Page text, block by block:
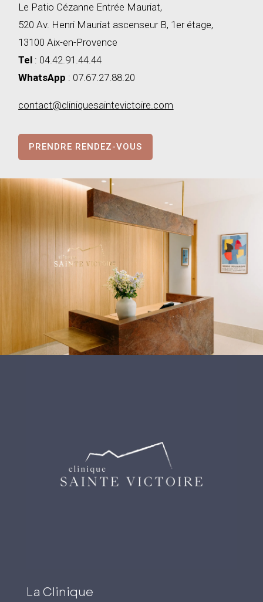
Le Patio Cézanne Entrée Mauriat,
520 Av. Henri Mauriat ascenseur B, 1er étage,
13100 Aix-en-Provence
Tel : 04.42.91.44.44
WhatsApp : 07.67.27.88.20
contact@cliniquesaintevictoire.com
PRENDRE RENDEZ-VOUS
La Clinique